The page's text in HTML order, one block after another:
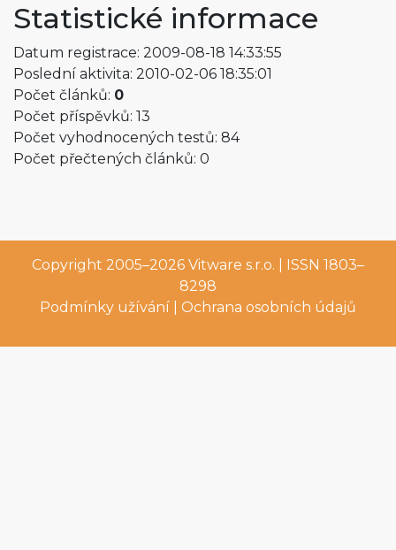
Statistické informace
Datum registrace: 2009-08-18 14:33:55
Poslední aktivita: 2010-02-06 18:35:01
Počet článků: 0
Počet příspěvků: 13
Počet vyhodnocených testů: 84
Počet přečtených článků: 0
Copyright 2005–2026 Vitware s.r.o. | ISSN 1803–
8298
Podmínky užívání
Ochrana osobních údajů